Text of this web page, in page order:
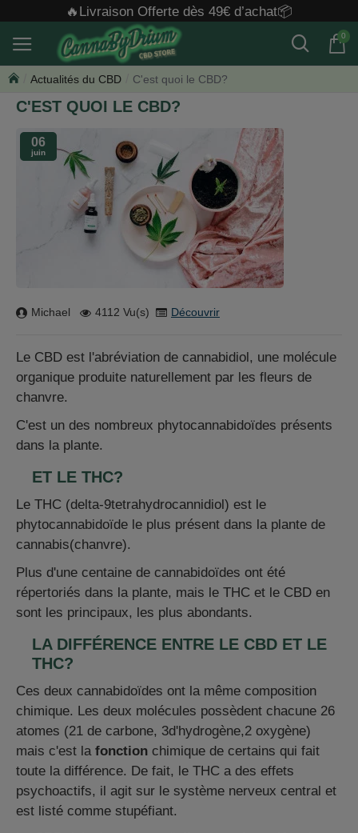
🔥Livraison Offerte dès 49€ d’achat📦
0
Actualités du CBD C'est quoi le CBD?
C'EST QUOI LE CBD?
06
juin
Michael 4112 Vu(s) Découvrir
Le CBD est l'abréviation de cannabidiol, une molécule
organique produite naturellement par les fleurs de
chanvre.
C'est un des nombreux phytocannabidoïdes présents
dans la plante.
ET LE THC?
Le THC (delta-9tetrahydrocannidiol) est le
phytocannabidoïde le plus présent dans la plante de
cannabis(chanvre).
Plus d'une centaine de cannabidoïdes ont été
répertoriés dans la plante, mais le THC et le CBD en
sont les principaux, les plus abondants.
LA DIFFÉRENCE ENTRE LE CBD ET LE
THC?
Ces deux cannabidoïdes ont la même composition
chimique. Les deux molécules possèdent chacune 26
atomes (21 de carbone, 3d'hydrogène,2 oxygène)
mais c'est la fonction chimique de certains qui fait
toute la différence. De fait, le THC a des effets
psychoactifs, il agit sur le système nerveux central et
est listé comme stupéfiant.